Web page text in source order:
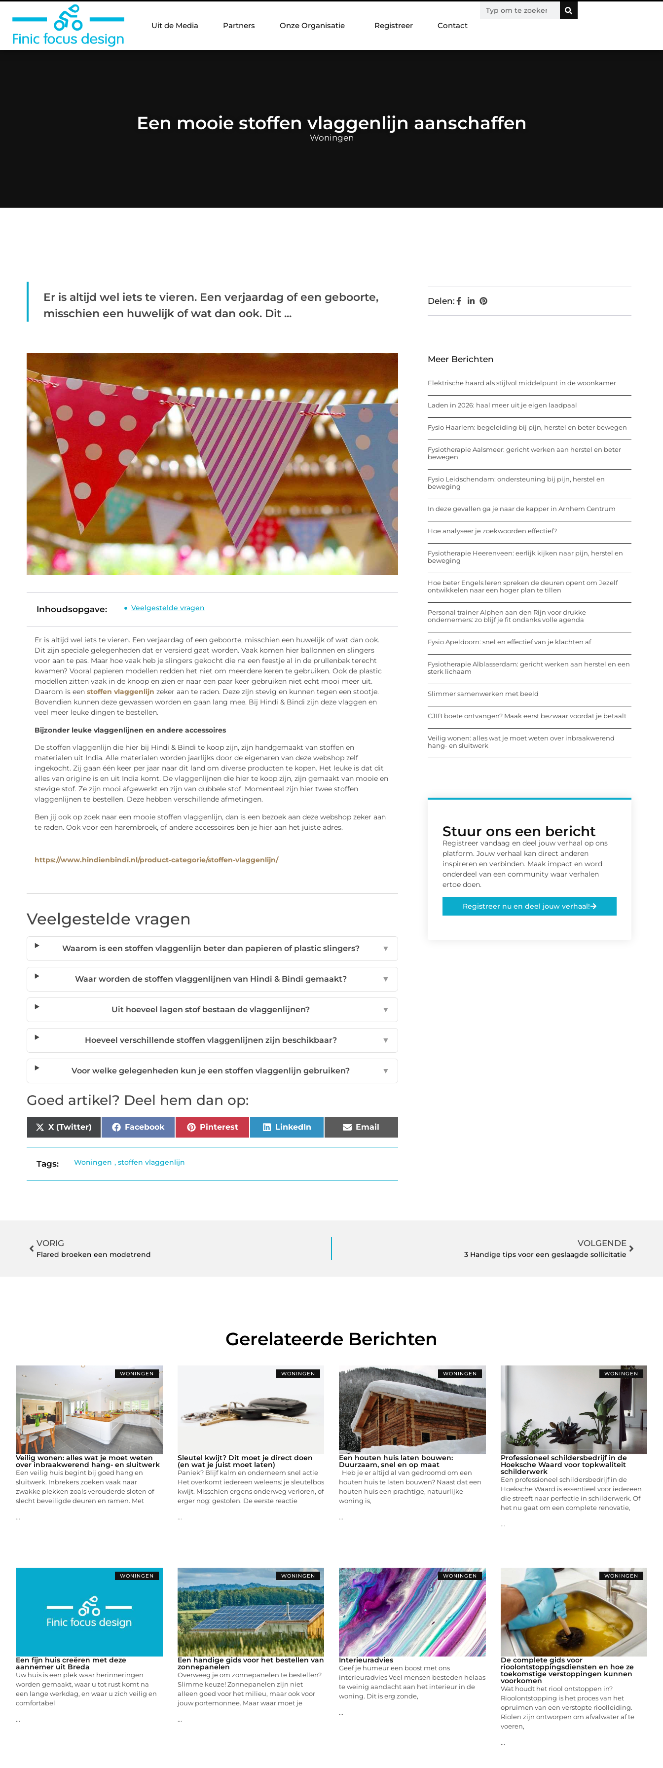
Uit de Media Partners Onze Organisatie Registreer Contact
Een mooie stoffen vlaggenlijn aanschaffen
Woningen
Er is altijd wel iets te vieren. Een verjaardag of een geboorte,
misschien een huwelijk of wat dan ook. Dit ...
Inhoudsopgave: Veelgestelde vragen
Er is altijd wel iets te vieren. Een verjaardag of een geboorte, misschien een huwelijk of wat dan ook.
Dit zijn speciale gelegenheden dat er versierd gaat worden. Vaak komen hier ballonnen en slingers
voor aan te pas. Maar hoe vaak heb je slingers gekocht die na een feestje al in de prullenbak terecht
kwamen? Vooral papieren modellen redden het niet om meerdere keren te gebruiken. Ook de plastic
modellen zitten vaak in de knoop en zien er naar een paar keer gebruiken niet echt mooi meer uit.
Daarom is een stoffen vlaggenlijn zeker aan te raden. Deze zijn stevig en kunnen tegen een stootje.
Bovendien kunnen deze gewassen worden en gaan lang mee. Bij Hindi & Bindi zijn deze vlaggen en
veel meer leuke dingen te bestellen.
Bijzonder leuke vlaggenlijnen en andere accessoires
De stoffen vlaggenlijn die hier bij Hindi & Bindi te koop zijn, zijn handgemaakt van stoffen en
materialen uit India. Alle materialen worden jaarlijks door de eigenaren van deze webshop zelf
ingekocht. Zij gaan één keer per jaar naar dit land om diverse producten te kopen. Het leuke is dat dit
alles van origine is en uit India komt. De vlaggenlijnen die hier te koop zijn, zijn gemaakt van mooie en
stevige stof. Ze zijn mooi afgewerkt en zijn van dubbele stof. Momenteel zijn hier twee stoffen
vlaggenlijnen te bestellen. Deze hebben verschillende afmetingen.
Ben jij ook op zoek naar een mooie stoffen vlaggenlijn, dan is een bezoek aan deze webshop zeker aan
te raden. Ook voor een harembroek, of andere accessoires ben je hier aan het juiste adres.
https://www.hindienbindi.nl/product-categorie/stoffen-vlaggenlijn/
Veelgestelde vragen
Waarom is een stoffen vlaggenlijn beter dan papieren of plastic slingers? ▼
Waar worden de stoffen vlaggenlijnen van Hindi & Bindi gemaakt? ▼
Uit hoeveel lagen stof bestaan de vlaggenlijnen? ▼
Hoeveel verschillende stoffen vlaggenlijnen zijn beschikbaar? ▼
Voor welke gelegenheden kun je een stoffen vlaggenlijn gebruiken? ▼
Goed artikel? Deel hem dan op:
X (Twitter) Facebook Pinterest LinkedIn Email
Tags: Woningen ,stoffen vlaggenlijn
Delen:
Meer Berichten
Elektrische haard als stijlvol middelpunt in de woonkamer
Laden in 2026: haal meer uit je eigen laadpaal
Fysio Haarlem: begeleiding bij pijn, herstel en beter bewegen
Fysiotherapie Aalsmeer: gericht werken aan herstel en beter
bewegen
Fysio Leidschendam: ondersteuning bij pijn, herstel en
beweging
In deze gevallen ga je naar de kapper in Arnhem Centrum
Hoe analyseer je zoekwoorden effectief?
Fysiotherapie Heerenveen: eerlijk kijken naar pijn, herstel en
beweging
Hoe beter Engels leren spreken de deuren opent om Jezelf
ontwikkelen naar een hoger plan te tillen
Personal trainer Alphen aan den Rijn voor drukke
ondernemers: zo blijf je fit ondanks volle agenda
Fysio Apeldoorn: snel en effectief van je klachten af
Fysiotherapie Alblasserdam: gericht werken aan herstel en een
sterk lichaam
Slimmer samenwerken met beeld
CJIB boete ontvangen? Maak eerst bezwaar voordat je betaalt
Veilig wonen: alles wat je moet weten over inbraakwerend
hang- en sluitwerk
Stuur ons een bericht
Registreer vandaag en deel jouw verhaal op ons
platform. Jouw verhaal kan direct anderen
inspireren en verbinden. Maak impact en word
onderdeel van een community waar verhalen
ertoe doen.
Registreer nu en deel jouw verhaal!
VORIG
Flared broeken een modetrend
VOLGENDE
3 Handige tips voor een geslaagde sollicitatie
Gerelateerde Berichten
WONINGEN
Veilig wonen: alles wat je moet weten
over inbraakwerend hang- en sluitwerk
Een veilig huis begint bij goed hang en
sluitwerk. Inbrekers zoeken vaak naar
zwakke plekken zoals verouderde sloten of
slecht beveiligde deuren en ramen. Met
...
WONINGEN
Sleutel kwijt? Dit moet je direct doen
(en wat je juist moet laten)
Paniek? Blijf kalm en onderneem snel actie
Het overkomt iedereen weleens: je sleutelbos
kwijt. Misschien ergens onderweg verloren, of
erger nog: gestolen. De eerste reactie
...
WONINGEN
Een houten huis laten bouwen:
Duurzaam, snel en op maat
Heb je er altijd al van gedroomd om een
houten huis te laten bouwen? Naast dat een
houten huis een prachtige, natuurlijke
woning is,
...
WONINGEN
Professioneel schildersbedrijf in de
Hoeksche Waard voor topkwaliteit
schilderwerk
Een professioneel schildersbedrijf in de
Hoeksche Waard is essentieel voor iedereen
die streeft naar perfectie in schilderwerk. Of
het nu gaat om een complete renovatie,
...
WONINGEN
Een fijn huis creëren met deze
aannemer uit Breda
Uw huis is een plek waar herinneringen
worden gemaakt, waar u tot rust komt na
een lange werkdag, en waar u zich veilig en
comfortabel
...
WONINGEN
Een handige gids voor het bestellen van
zonnepanelen
Overweeg je om zonnepanelen te bestellen?
Slimme keuze! Zonnepanelen zijn niet
alleen goed voor het milieu, maar ook voor
jouw portemonnee. Maar waar moet je
...
WONINGEN
Interieuradvies
Geef je humeur een boost met ons
interieuradvies Veel mensen besteden helaas
te weinig aandacht aan het interieur in de
woning. Dit is erg zonde,
...
WONINGEN
De complete gids voor
rioolontstoppingsdiensten en hoe ze
toekomstige verstoppingen kunnen
voorkomen
Wat houdt het riool ontstoppen in?
Rioolontstopping is het proces van het
opruimen van een verstopte rioolleiding.
Riolen zijn ontworpen om afvalwater af te
voeren,
...